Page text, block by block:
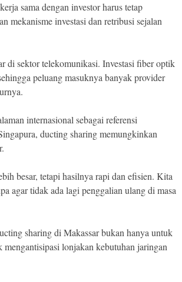
sama dengan investor harus tetap
mekanisme investasi dan retribusi sejalan
di sektor telekomunikasi. Investasi fiber optik
peluang masuknya banyak provider
internasional sebagai referensi
ducting sharing memungkinkan
besar, tetapi hasilnya rapi dan efisien. Kita
agar tidak ada lagi penggalian ulang di masa
sharing di Makassar bukan hanya untuk
lonjakan kebutuhan jaringan